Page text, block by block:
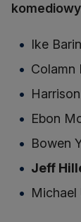
komediowy
Ike
Colamn
Ebon
Bowen
Jeff
Michael